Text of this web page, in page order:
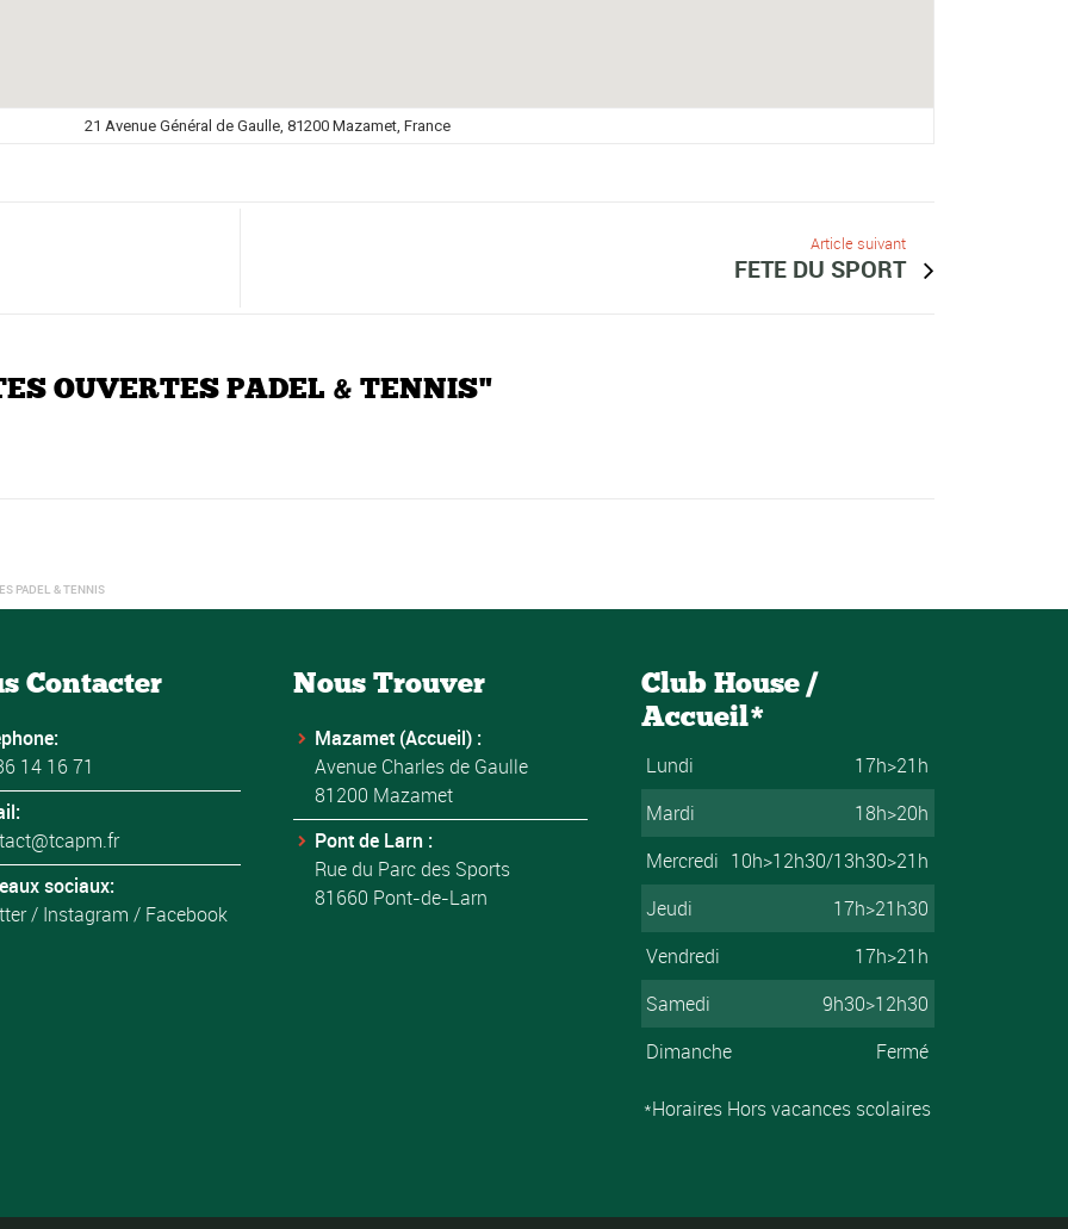
21 Avenue Général de Gaulle, 81200 Mazamet, France
Article suivant
FETE DU SPORT
OUVERTES PADEL & TENNIS"
PADEL & TENNIS
Contacter
14 16 71
sociaux:
/ Instagram / Facebook
Nous Trouver
Mazamet (Accueil) :
Avenue Charles de Gaulle
81200 Mazamet
Pont de Larn :
Rue du Parc des Sports
81660 Pont-de-Larn
Club House /
Accueil*
Lundi
17h>21h
Mardi
18h>20h
Mercredi 10h>12h30/13h30>21h
Jeudi
17h>21h30
Vendredi
17h>21h
Samedi
9h30>12h30
Dimanche
Fermé
*Horaires Hors vacances scolaires